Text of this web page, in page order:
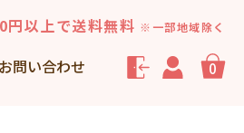
以上で送料無料 ※一部地域除く
お問い合わせ 0